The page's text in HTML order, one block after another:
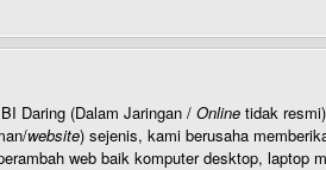
Daring (Dalam Jaringan / Online tidak
website) sejenis, kami berusaha
web baik komputer desktop, laptop